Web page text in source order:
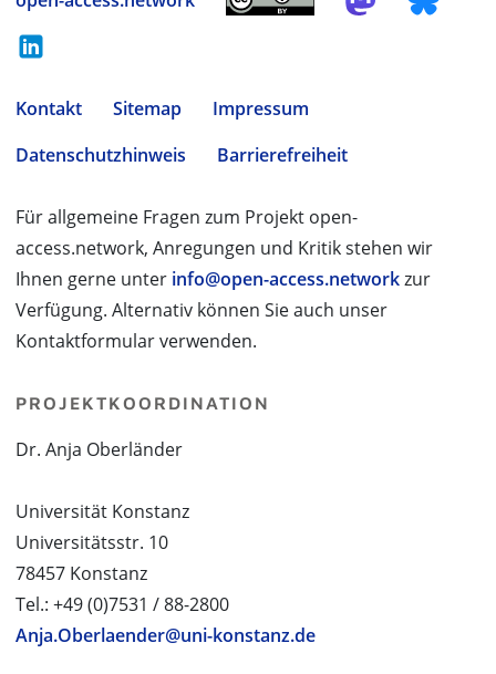
Kontakt Sitemap
Impressum
Datenschutzhinweis
Barrierefreiheit
Für allgemeine Fragen zum Projekt open-
access.network, Anregungen und Kritik stehen wir
Ihnen gerne unter info@open-access.networkzur
Verfügung. Alternativ können Sie auch unser
Kontaktformular verwenden.
PROJEKTKOORDINATION
Dr. Anja Oberländer
Universität Konstanz
Universitätsstr. 10
78457 Konstanz
Tel.: +49 (0)7531 / 88-2800
Anja.Oberlaender@uni-konstanz.de